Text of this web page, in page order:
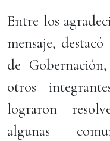
Entre los
mensaje,
de
otros
lograron
algunas